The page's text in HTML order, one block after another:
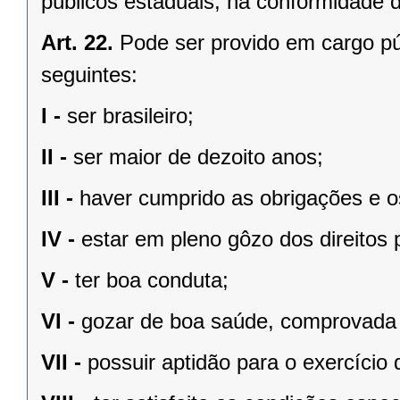
Art. 22. Pode ser provido em cargo
seguintes:
I - ser brasileiro;
II - ser maior de dezoito anos;
III - haver cumprido as obrigações e
IV - estar em pleno gôzo dos direitos
V - ter boa conduta;
VI - gozar de boa saúde,
VII - possuir aptidão para o exercício